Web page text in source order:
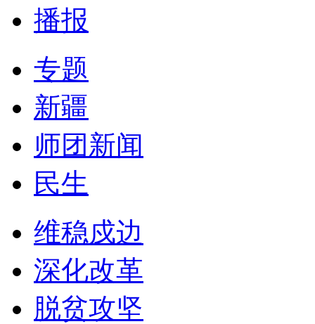
播报
专题
新疆
师团新闻
民生
维稳戍边
深化改革
脱贫攻坚